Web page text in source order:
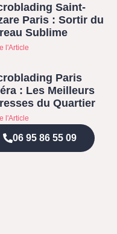
Saint-
Paris : Sortir du
Sublime
l'Article
Paris
: Les Meilleurs
du Quartier
l'Article
06 95 86 55 09